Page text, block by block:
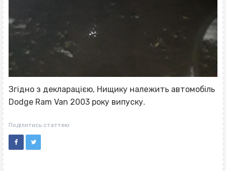
Згідно з декларацією, Нищику належить автомобіль
Dodge Ram Van 2003 року випуску.
Поділитись статтею